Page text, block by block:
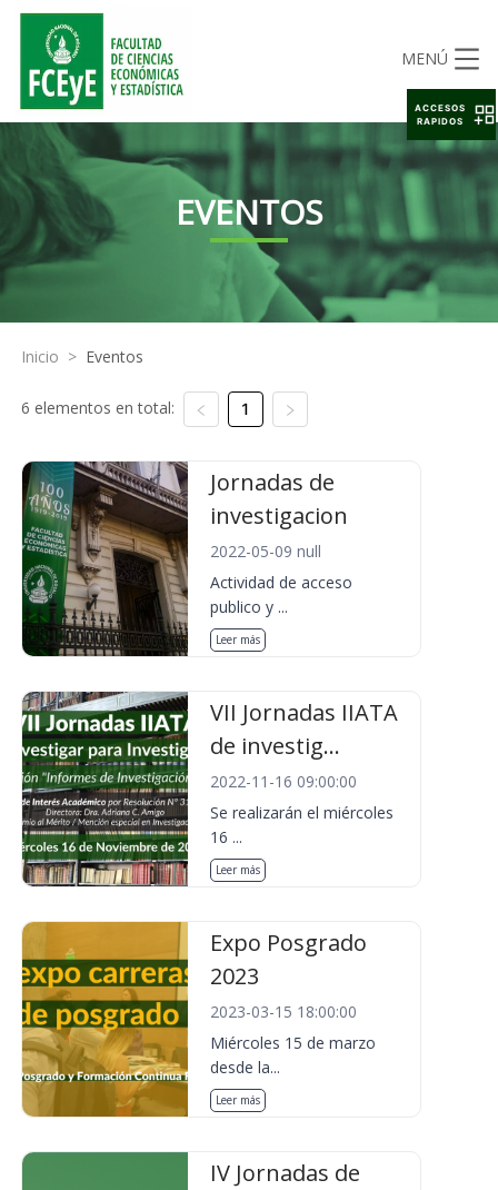
MENÚ
EVENTOS
Inicio > Eventos
6 elementos en total: 1
Jornadas de
investigacion
2022-05-09 null
Actividad de acceso
publico y ...
Leer más
VII Jornadas IIATA
de investig...
2022-11-16 09:00:00
Se realizarán el miércoles
16 ...
Leer más
Expo Posgrado
2023
2023-03-15 18:00:00
Miércoles 15 de marzo
desde la...
Leer más
IV Jornadas de
ACCESOS
RAPIDOS